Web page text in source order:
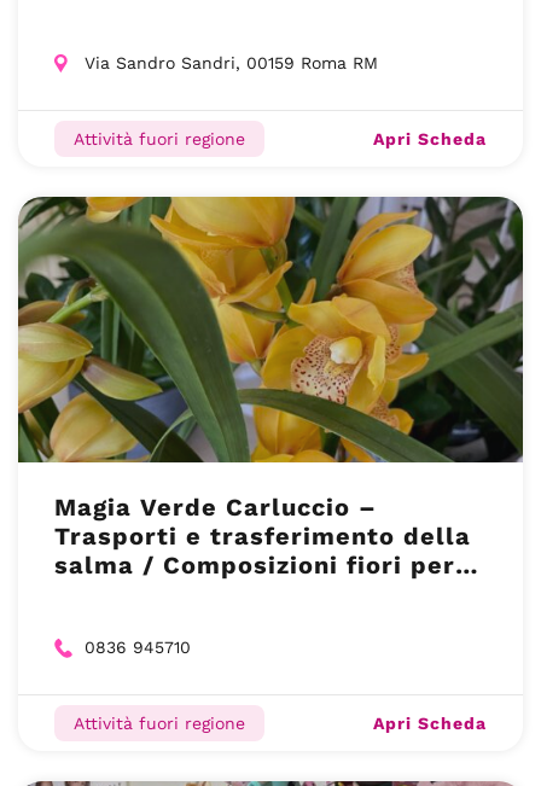
Via Sandro Sandri, 00159 Roma RM
Attività fuori regione Apri Scheda
Magia Verde Carluccio –
Trasporti e trasferimento della
salma / Composizioni fiori per
0836 945710
Attività fuori regione Apri Scheda